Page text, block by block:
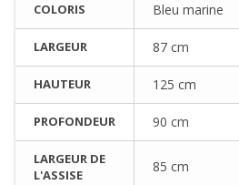
COLORIS Bleu marine
LARGEUR 87 cm
HAUTEUR 125 cm
PROFONDEUR 90 cm
LARGEUR DE
L'ASSISE
85 cm